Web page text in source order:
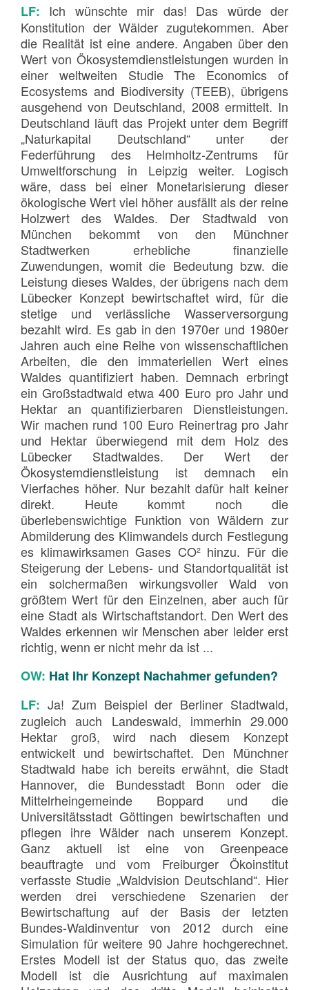
LF: Ich wünschte mir das! Das würde der
Konstitution der Wälder zugutekommen. Aber
die Realität ist eine andere. Angaben über den
Wert von Ökosystemdienstleistungen wurden in
einer weltweiten Studie The Economics of
Ecosystems and Biodiversity (TEEB), übrigens
ausgehend von Deutschland, 2008 ermittelt. In
Deutschland läuft das Projekt unter dem Begriff
„Naturkapital Deutschland“ unter der
Federführung des Helmholtz-Zentrums für
Umweltforschung in Leipzig weiter. Logisch
wäre, dass bei einer Monetarisierung dieser
ökologische Wert viel höher ausfällt als der reine
Holzwert des Waldes. Der Stadtwald von
München bekommt von den Münchner
Stadtwerken erhebliche finanzielle
Zuwendungen, womit die Bedeutung bzw. die
Leistung dieses Waldes, der übrigens nach dem
Lübecker Konzept bewirtschaftet wird, für die
stetige und verlässliche Wasserversorgung
bezahlt wird. Es gab in den 1970er und 1980er
Jahren auch eine Reihe von wissenschaftlichen
Arbeiten, die den immateriellen Wert eines
Waldes quantifiziert haben. Demnach erbringt
ein Großstadtwald etwa 400 Euro pro Jahr und
Hektar an quantifizierbaren Dienstleistungen.
Wir machen rund 100 Euro Reinertrag pro Jahr
und Hektar überwiegend mit dem Holz des
Lübecker Stadtwaldes. Der Wert der
Ökosystemdienstleistung ist demnach ein
Vierfaches höher. Nur bezahlt dafür halt keiner
direkt. Heute kommt noch die
überlebenswichtige Funktion von Wäldern zur
Abmilderung des Klimwandels durch Festlegung
es klimawirksamen Gases CO² hinzu. Für die
Steigerung der Lebens- und Standortqualität ist
ein solchermaßen wirkungsvoller Wald von
größtem Wert für den Einzelnen, aber auch für
eine Stadt als Wirtschaftstandort. Den Wert des
Waldes erkennen wir Menschen aber leider erst
richtig, wenn er nicht mehr da ist ...
OW: Hat Ihr Konzept Nachahmer gefunden?
LF: Ja! Zum Beispiel der Berliner Stadtwald,
zugleich auch Landeswald, immerhin 29.000
Hektar groß, wird nach diesem Konzept
entwickelt und bewirtschaftet. Den Münchner
Stadtwald habe ich bereits erwähnt, die Stadt
Hannover, die Bundesstadt Bonn oder die
Mittelrheingemeinde Boppard und die
Universitätsstadt Göttingen bewirtschaften und
pflegen ihre Wälder nach unserem Konzept.
Ganz aktuell ist eine von Greenpeace
beauftragte und vom Freiburger Ökoinstitut
verfasste Studie „Waldvision Deutschland“. Hier
werden drei verschiedene Szenarien der
Bewirtschaftung auf der Basis der letzten
Bundes-Waldinventur von 2012 durch eine
Simulation für weitere 90 Jahre hochgerechnet.
Erstes Modell ist der Status quo, das zweite
Modell ist die Ausrichtung auf maximalen